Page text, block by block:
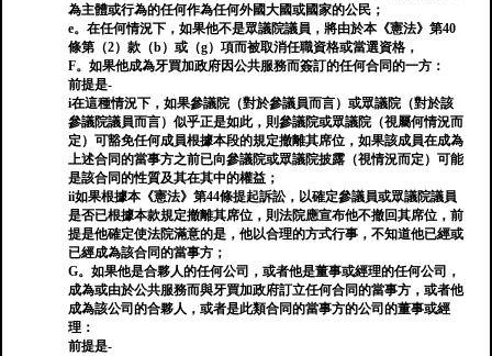
為主體或行為的任何作為任何外國大國或國家的公民；
e。在任何情況下，如果他不是眾議院議員，將由於本《憲法》第40
條第（2）款（b）或（g）項而被取消任職資格或當選資格，
F。如果他成為牙買加政府因公共服務而簽訂的任何合同的一方：
前提是-
i在這種情況下，如果參議院（對於參議員而言）或眾議院（對於該
參議院議員而言）似乎正是如此，則參議院或眾議院（視屬何情況而
定）可豁免任何成員根據本段的規定撤離其席位，如果該成員在成為
上述合同的當事方之前已向參議院或眾議院披露（視情況而定）可能
是該合同的性質及其在其中的權益；
ii如果根據本《憲法》第44條提起訴訟，以確定參議員或眾議院議員
是否已根據本款規定撤離其席位，則法院應宣布他不撤回其席位，前
提是他確定使法院滿意的是，他以合理的方式行事，不知道他已經或
已經成為該合同的當事方；
G。如果他是合夥人的任何公司，或者他是董事或經理的任何公司，
成為或由於公共服務而與牙買加政府訂立任何合同的當事方，或者他
成為該公司的合夥人，或者是此類合同的當事方的公司的董事或經
理：
前提是-